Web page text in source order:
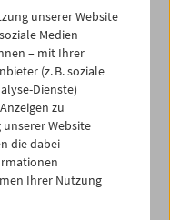
03
09
unserer Website
Medien
– mit Ihrer
(z. B. soziale
Dienste)
zu
Website
die dabei
Ihrer Nutzung